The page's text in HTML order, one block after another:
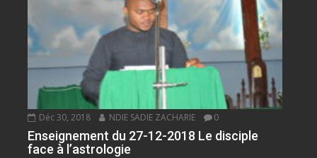
Déc 30, 2018 NDIE SADIE ZACHARIE 0
Enseignement du 27-12-2018 Le disciple
face à l’astrologie